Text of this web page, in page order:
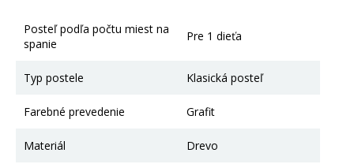
Posteľ podľa počtu miest na
spanie
Pre 1 dieťa
Typ postele Klasická posteľ
Farebné prevedenie Grafit
Materiál Drevo